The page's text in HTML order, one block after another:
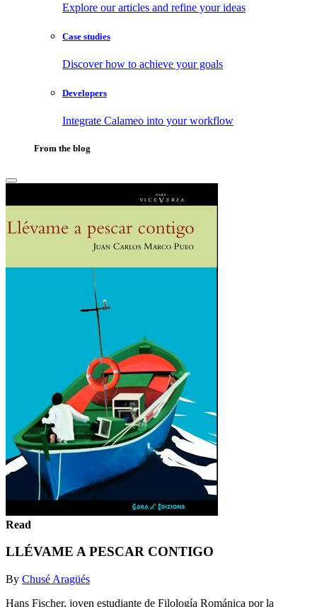
Explore our articles and refine your ideas
Case studies
Discover how to achieve your goals
Developers
Integrate Calameo into your workflow
From the blog
Read
LLÉVAME A PESCAR CONTIGO
By Chusé Aragüés
Hans Fischer, joven estudiante de Filología Románica por la